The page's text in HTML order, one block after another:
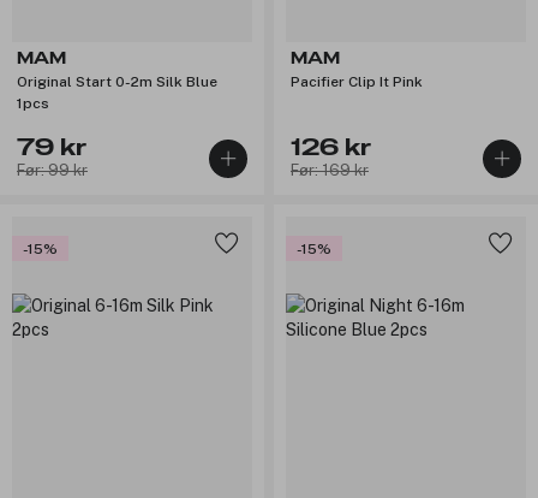
MAM
Original Start 0-2m Silk Blue
1pcs
79 kr
Før: 99 kr
MAM
Pacifier Clip It Pink
126 kr
Før: 169 kr
-15% -15%